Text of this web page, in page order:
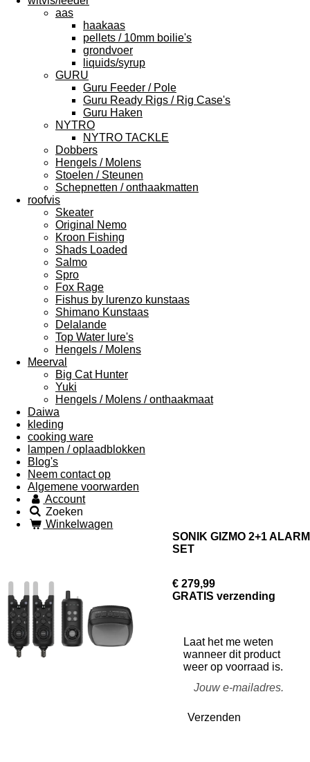
aas
haakaas
pellets / 10mm boilie's
grondvoer
liquids/syrup
GURU
Guru Feeder / Pole
Guru Ready Rigs / Rig Case's
Guru Haken
NYTRO
NYTRO TACKLE
Dobbers
Hengels / Molens
Stoelen / Steunen
Schepnetten / onthaakmatten
roofvis
Skeater
Original Nemo
Kroon Fishing
Shads Loaded
Salmo
Spro
Fox Rage
Fishus by lurenzo kunstaas
Shimano Kunstaas
Delalande
Top Water lure's
Hengels / Molens
Meerval
Big Cat Hunter
Yuki
Hengels / Molens / onthaakmaat
Daiwa
kleding
cooking ware
lampen / oplaadblokken
Blog's
Neem contact op
Algemene voorwarden
Account
Zoeken
Winkelwagen
SONIK GIZMO 2+1 ALARM
SET
€ 279,99
GRATIS verzending
Laat het me weten
wanneer dit product
weer op voorraad is.
Verzenden